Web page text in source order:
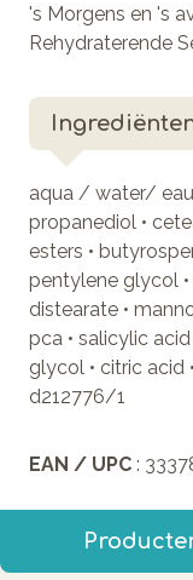
's Morgens en 's
Rehydraterende
aqua / water/ eau
propanediol •
esters •
pentylene glycol
distearate •
pca • salicylic
glycol • citric acid
d212776/1
EAN / UPC :